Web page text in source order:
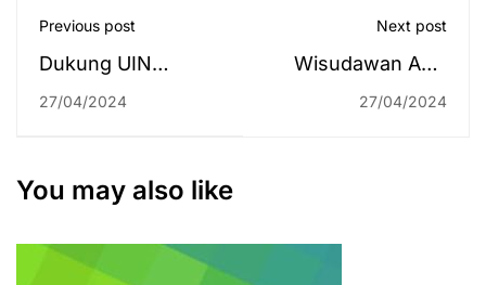
Previous post
Dukung UIN
Antasari Sambut
Rp1,5 Miliar
27/04/2024
Next post
Wisudawan Asal
Malaysia: Jadilah
27/04/2024
You may also like